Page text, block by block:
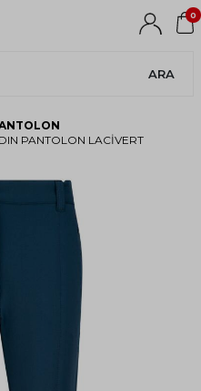
ARA
0
PANTOLON LACIVERT